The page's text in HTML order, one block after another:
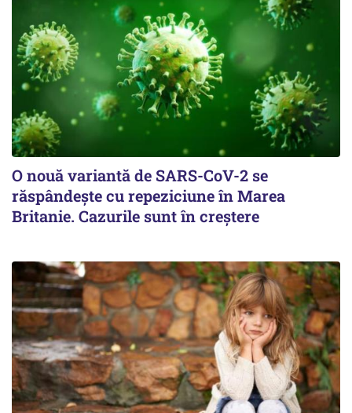
O nouă variantă de SARS-CoV-2 se
răspândește cu repeziciune în Marea
Britanie. Cazurile sunt în creștere